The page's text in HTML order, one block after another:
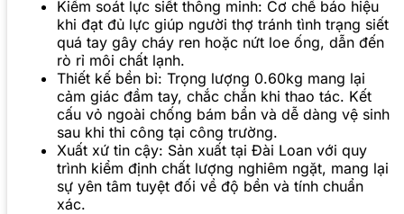
Kiểm soát lực siết thông minh: Cơ chế báo hiệu
khi đạt đủ lực giúp người thợ tránh tình trạng siết
quá tay gây cháy ren hoặc nứt loe ống, dẫn đến
rò rỉ môi chất lạnh.
Thiết kế bền bỉ: Trọng lượng 0.60kg mang lại
cảm giác đầm tay, chắc chắn khi thao tác. Kết
cấu vỏ ngoài chống bám bẩn và dễ dàng vệ sinh
sau khi thi công tại công trường.
Xuất xứ tin cậy: Sản xuất tại Đài Loan với quy
trình kiểm định chất lượng nghiêm ngặt, mang lại
sự yên tâm tuyệt đối về độ bền và tính chuẩn
xác.